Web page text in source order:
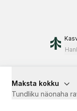
Maksta kokku
Tundliku näonaha